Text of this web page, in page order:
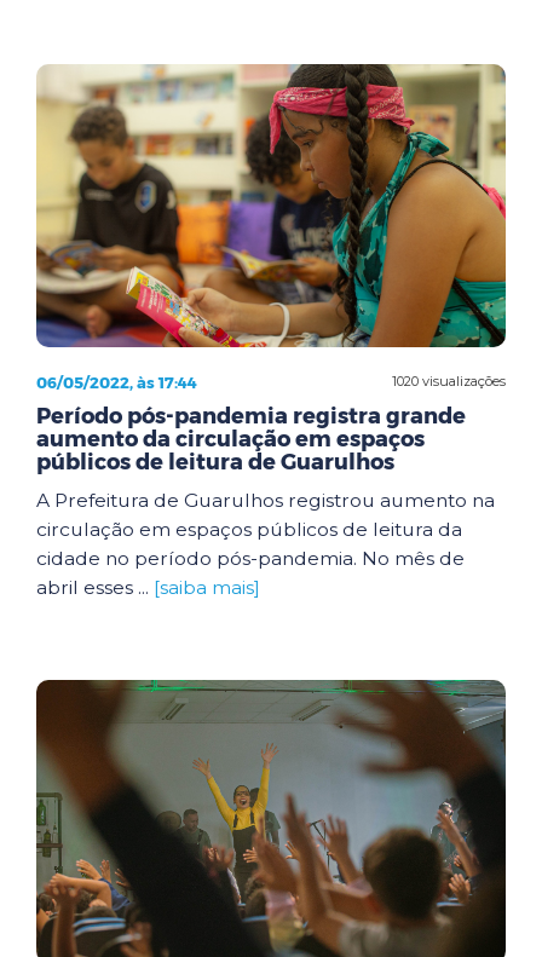
1020 visualizações
06/05/2022, às 17:44
Período pós-pandemia registra grande
aumento da circulação em espaços
públicos de leitura de Guarulhos
A Prefeitura de Guarulhos registrou aumento na
circulação em espaços públicos de leitura da
cidade no período pós-pandemia. No mês de
abril esses ... [saiba mais]